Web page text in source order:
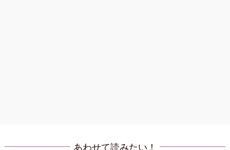
あわせて読みたい！